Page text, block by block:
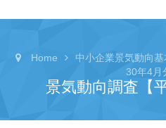
Home 中小企業景気動向基
30年4月
景気動向調査【